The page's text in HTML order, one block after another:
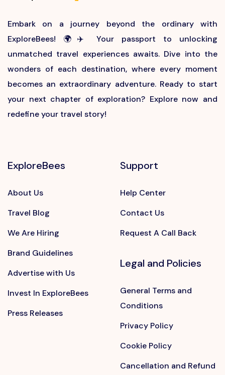
Embark on a journey beyond the ordinary with
ExploreBees! 🌍✈️ Your passport to unlocking
unmatched travel experiences awaits. Dive into the
wonders of each destination, where every moment
becomes an extraordinary adventure. Ready to start
your next chapter of exploration? Explore now and
redefine your travel story!
ExploreBees
About Us
Travel Blog
We Are Hiring
Brand Guidelines
Advertise with Us
Invest In ExploreBees
Press Releases
Support
Help Center
Contact Us
Request A Call Back
Legal and Policies
General Terms and
Conditions
Privacy Policy
Cookie Policy
Cancellation and Refund